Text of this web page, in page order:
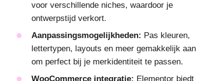
voor verschillende niches, waardoor je
ontwerpstijd verkort.
Aanpassingsmogelijkheden: Pas kleuren,
lettertypen, layouts en meer gemakkelijk aan
om perfect bij je merkidentiteit te passen.
WooCommerce integratie: Elementor biedt